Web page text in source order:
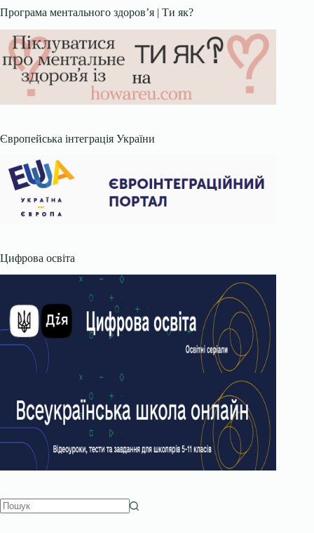
Програма ментального здоров’я | Ти як?
Європейська інтеграція України
Цифрова освіта